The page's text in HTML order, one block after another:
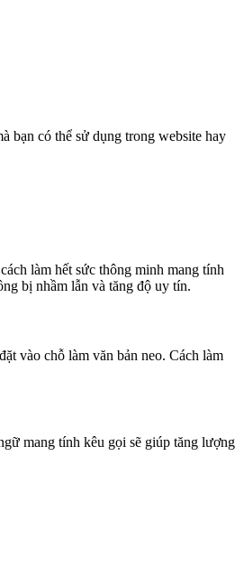
bạn có thể sử dụng trong website hay
làm hết sức thông minh mang tính
bị nhầm lẫn và tăng độ uy tín.
vào chỗ làm văn bản neo. Cách làm
mang tính kêu gọi sẽ giúp tăng lượng